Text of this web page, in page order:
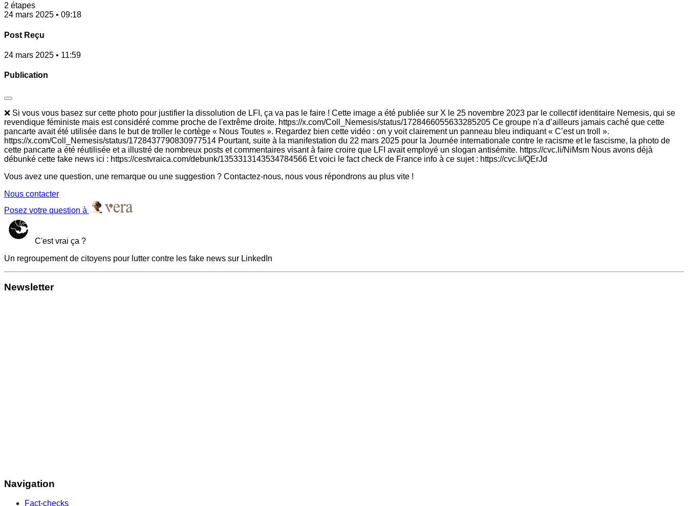
2 étapes
24 mars 2025 • 09:18
Post Reçu
24 mars 2025 • 11:59
Publication
❌ Si vous vous basez sur cette photo pour justifier la dissolution de LFI, ça va pas le faire ! Cette image a été publiée sur X le 25 novembre 2023 par le collectif identitaire Nemesis, qui se
revendique féministe mais est considéré comme proche de l'extrême droite. https://x.com/Coll_Nemesis/status/1728466055633285205 Ce groupe n'a d’ailleurs jamais caché que cette
pancarte avait été utilisée dans le but de troller le cortège « Nous Toutes ». Regardez bien cette vidéo : on y voit clairement un panneau bleu indiquant « C’est un troll ».
https://x.com/Coll_Nemesis/status/1728437790830977514 Pourtant, suite à la manifestation du 22 mars 2025 pour la Journée internationale contre le racisme et le fascisme, la photo de
cette pancarte a été réutilisée et a illustré de nombreux posts et commentaires visant à faire croire que LFI avait employé un slogan antisémite. https://cvc.li/NiMsm Nous avons déjà
débunké cette fake news ici : https://cestvraica.com/debunk/1353313143534784566 Et voici le fact check de France info à ce sujet : https://cvc.li/QErJd
Vous avez une question, une remarque ou une suggestion ? Contactez-nous, nous vous répondrons au plus vite !
Nous contacter
Posez votre question à
C'est vrai ça ?
Un regroupement de citoyens pour lutter contre les fake news sur LinkedIn
Newsletter
Navigation
Fact-checks